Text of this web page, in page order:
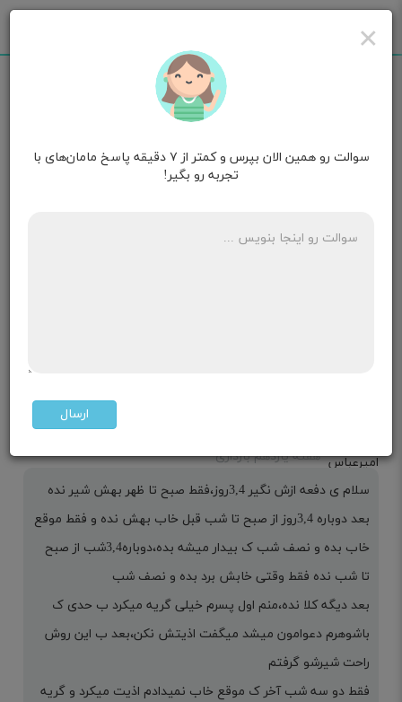
مامان مانلی ۴ سالگی
بردارم تو روز کم بهش میدم فقط موقع خواب خیلی اذیت
هفته یازدهم بارداری
سلام ی دفعه ازش نگیر 3,4روز،فقط صبح تا ظهر بهش شیر نده
بعد دوباره 3,4روز از صبح تا شب قبل خاب بهش نده و فقط موقع
خاب بده و نصف شب ک بیدار میشه بده،دوباره3,4شب از صبح
تا شب نده فقط وقتی خابش برد بده و نصف شب
بعد دیگه کلا نده،منم اول پسرم خیلی گریه میکرد ب حدی ک
باشوهرم دعوامون میشد میگفت اذیتش نکن،بعد ب این روش
راحت شیرشو گرفتم
فقط دو سه شب آخر ک موقع خاب نمیدادم اذیت میکرد و گریه
×
سوالت رو همین الان بپرس و کمتر از ۷ دقیقه پاسخ مامان‌های با
تجربه رو بگیر!
ارسال